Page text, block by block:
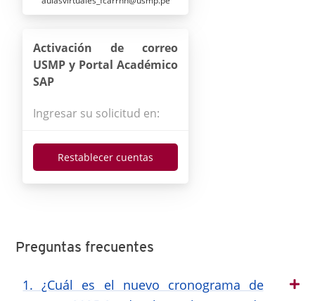
Activación de correo
USMP y Portal Académico
SAP
Ingresar su solicitud en:
Restablecer cuentas
Preguntas frecuentes
1. ¿Cuál es el nuevo cronograma de